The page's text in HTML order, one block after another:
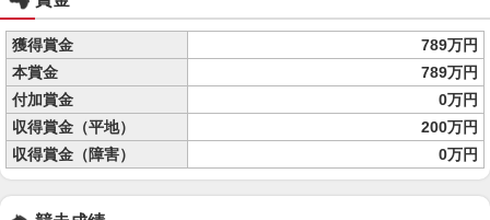
獲得賞金
789万円
本賞金
789万円
付加賞金
0万円
収得賞金（平地）
200万円
収得賞金（障害）
0万円